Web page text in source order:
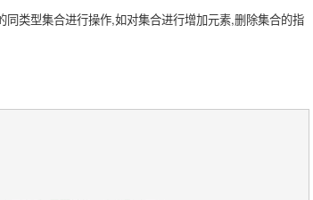
类型集合进行操作,如对集合进行增加元素,删除集合的指